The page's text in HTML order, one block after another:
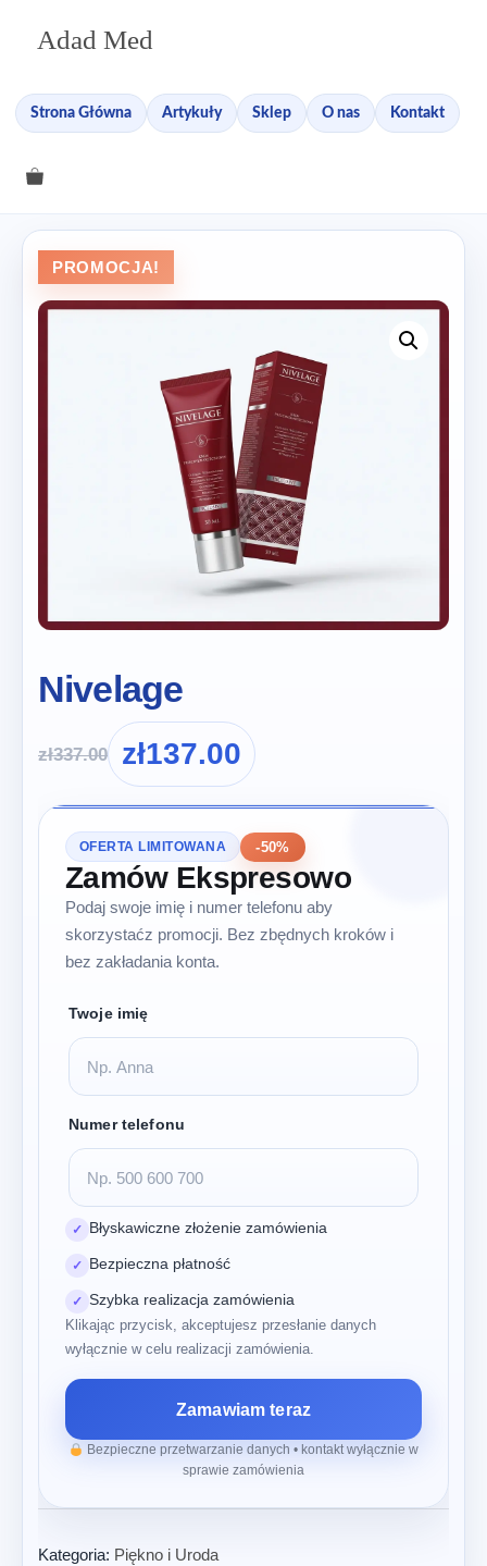
Adad Med
Strona Główna Artykuły Sklep O nas Kontakt
PROMOCJA!
Nivelage
zł337.00 zł137.00
OFERTA LIMITOWANA -50%
Zamów Ekspresowo
Podaj swoje imię i numer telefonu aby
skorzystaćz promocji. Bez zbędnych kroków i
bez zakładania konta.
Twoje imię
Numer telefonu
✓ Błyskawiczne złożenie zamówienia
✓ Bezpieczna płatność
✓ Szybka realizacja zamówienia
Klikając przycisk, akceptujesz przesłanie danych
wyłącznie w celu realizacji zamówienia.
Zamawiam teraz
Bezpieczne przetwarzanie danych • kontakt wyłącznie w
sprawie zamówienia
Kategoria: Piękno i Uroda